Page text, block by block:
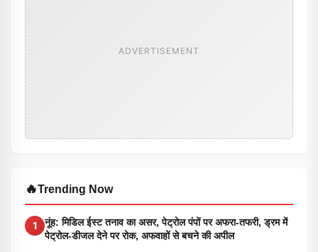
ADVERTISEMENT
🔥Trending Now
1
नूंह: मिडिल ईस्ट तनाव का असर, पेट्रोल पंपों पर अफरा-तफरी, ड्रम में
पेट्रोल-डीजल देने पर रोक, अफवाहों से बचने की अपील